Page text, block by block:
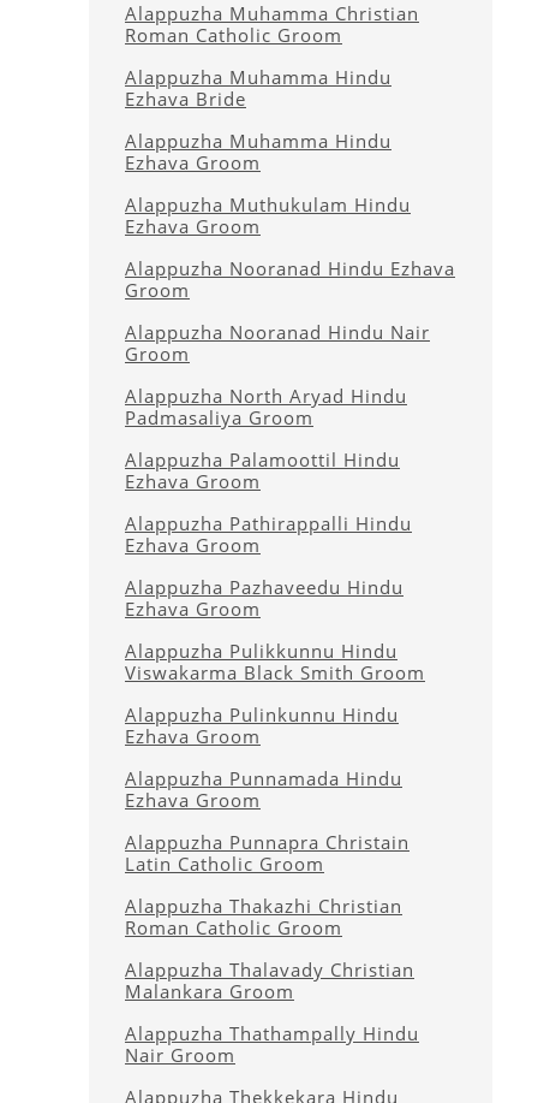
Alappuzha Muhamma Christian
Roman Catholic Groom
Alappuzha Muhamma Hindu
Ezhava Bride
Alappuzha Muhamma Hindu
Ezhava Groom
Alappuzha Muthukulam Hindu
Ezhava Groom
Alappuzha Nooranad Hindu Ezhava
Groom
Alappuzha Nooranad Hindu Nair
Groom
Alappuzha North Aryad Hindu
Padmasaliya Groom
Alappuzha Palamoottil Hindu
Ezhava Groom
Alappuzha Pathirappalli Hindu
Ezhava Groom
Alappuzha Pazhaveedu Hindu
Ezhava Groom
Alappuzha Pulikkunnu Hindu
Viswakarma Black Smith Groom
Alappuzha Pulinkunnu Hindu
Ezhava Groom
Alappuzha Punnamada Hindu
Ezhava Groom
Alappuzha Punnapra Christain
Latin Catholic Groom
Alappuzha Thakazhi Christian
Roman Catholic Groom
Alappuzha Thalavady Christian
Malankara Groom
Alappuzha Thathampally Hindu
Nair Groom
Alappuzha Thekkekara Hindu